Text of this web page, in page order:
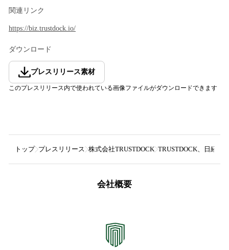
関連リンク
https://biz.trustdock.io/
ダウンロード
プレスリリース素材
このプレスリリース内で使われている画像ファイルがダウンロードできます
トップ プレスリリース 株式会社TRUSTDOCK TRUSTDOCK、日経＆
会社概要